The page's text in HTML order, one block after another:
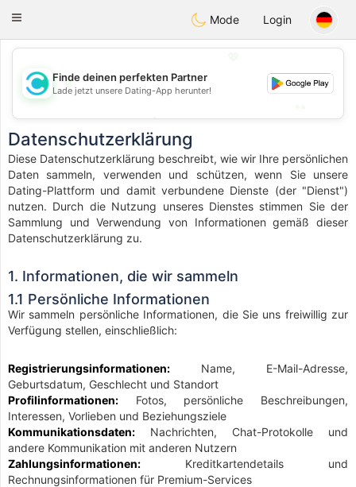
olombiaCitas
Toggle
Mode Login
💖
💕
Finde deinen perfekten Partner
Lade jetzt unsere Dating-App herunter!
Datenschutzerklärung
Diese Datenschutzerklärung beschreibt, wie wir Ihre persönlichen
Daten sammeln, verwenden und schützen, wenn Sie unsere
Dating-Plattform und damit verbundene Dienste (der "Dienst")
nutzen. Durch die Nutzung unseres Dienstes stimmen Sie der
Sammlung und Verwendung von Informationen gemäß dieser
Datenschutzerklärung zu.
1. Informationen, die wir sammeln
1.1 Persönliche Informationen
Wir sammeln persönliche Informationen, die Sie uns freiwillig zur
Verfügung stellen, einschließlich:
Registrierungsinformationen: Name, E-Mail-Adresse,
Geburtsdatum, Geschlecht und Standort
Profilinformationen: Fotos, persönliche Beschreibungen,
Interessen, Vorlieben und Beziehungsziele
Kommunikationsdaten: Nachrichten, Chat-Protokolle und
andere Kommunikation mit anderen Nutzern
Zahlungsinformationen: Kreditkartendetails und
Rechnungsinformationen für Premium-Services